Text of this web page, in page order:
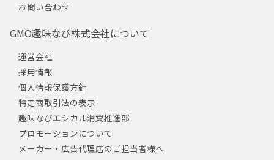
お問い合わせ
GMO趣味なび株式会社について
運営会社
採用情報
個人情報保護方針
特定商取引法の表示
趣味なびエシカル消費推進部
プロモーションについて
メーカー・広告代理店のご担当者様へ